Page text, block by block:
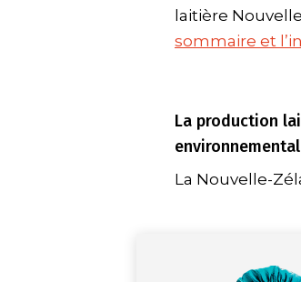
laitière
sommaire et
La production
La Nouvelle-